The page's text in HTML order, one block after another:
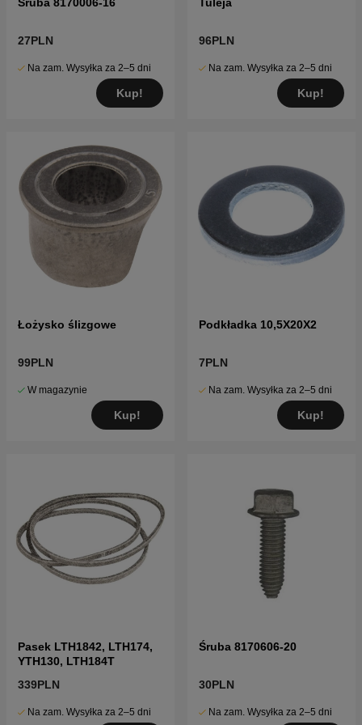
27PLN
Na zam. Wysyłka za 2–5 dni
Kup!
96PLN
Na zam. Wysyłka za 2–5 dni
Kup!
Łożysko ślizgowe
99PLN
W magazynie
Kup!
Podkładka 10,5X20X2
7PLN
Na zam. Wysyłka za 2–5 dni
Kup!
Pasek LTH1842, LTH174,
YTH130, LTH184T
339PLN
Na zam. Wysyłka za 2–5 dni
Śruba 8170606-20
30PLN
Na zam. Wysyłka za 2–5 dni